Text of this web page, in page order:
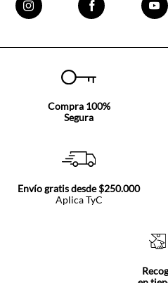
Compra 100%
Segura
Envío gratis desde $250.000
Aplica TyC